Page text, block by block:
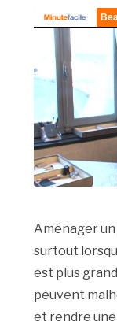
Aménager
surtout
est plus
peuvent
et rendre